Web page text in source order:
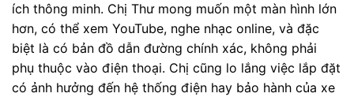
ích thông minh. Chị Thư mong muốn một màn hình lớn
hơn, có thể xem YouTube, nghe nhạc online, và đặc
biệt là có bản đồ dẫn đường chính xác, không phải
phụ thuộc vào điện thoại. Chị cũng lo lắng việc lắp đặt
có ảnh hưởng đến hệ thống điện hay bảo hành của xe